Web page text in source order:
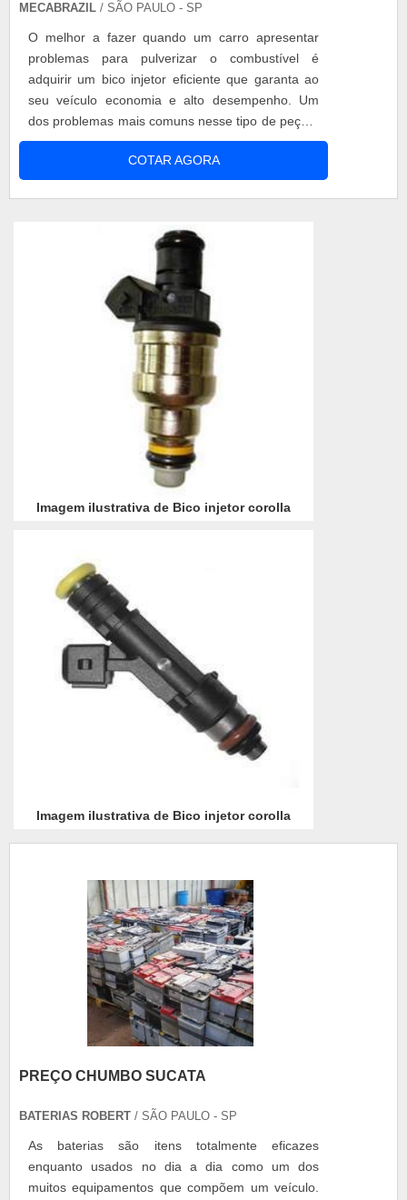
MECABRAZIL / SÃO PAULO - SP
O melhor a fazer quando um carro apresentar
problemas para pulverizar o combustível é
adquirir um bico injetor eficiente que garanta ao
seu veículo economia e alto desempenho. Um
dos problemas mais comuns nesse tipo de peça é
o entupimento. é isso que torna a compressão
ineficiente, reduzindo a potência do motor.
QUALIDADE DO BICO INJETOR ASTRA Insistir
COTAR AGORA
Imagem ilustrativa de Bico injetor corolla
Imagem ilustrativa de Bico injetor corolla
PREÇO CHUMBO SUCATA
BATERIAS ROBERT / SÃO PAULO - SP
As baterias são itens totalmente eficazes
enquanto usados no dia a dia como um dos
muitos equipamentos que compõem um veículo.